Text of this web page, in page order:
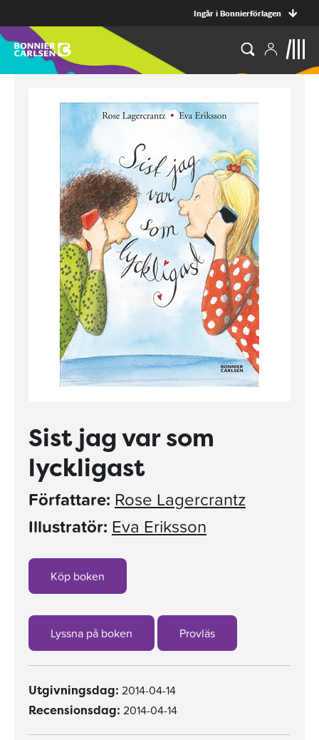
Ingår i Bonnierförlagen
Sist jag var som
lyckligast
Författare: Rose Lagercrantz
Illustratör: Eva Eriksson
Köp boken
Lyssna på boken Provläs
Utgivningsdag: 2014-04-14
Recensionsdag: 2014-04-14